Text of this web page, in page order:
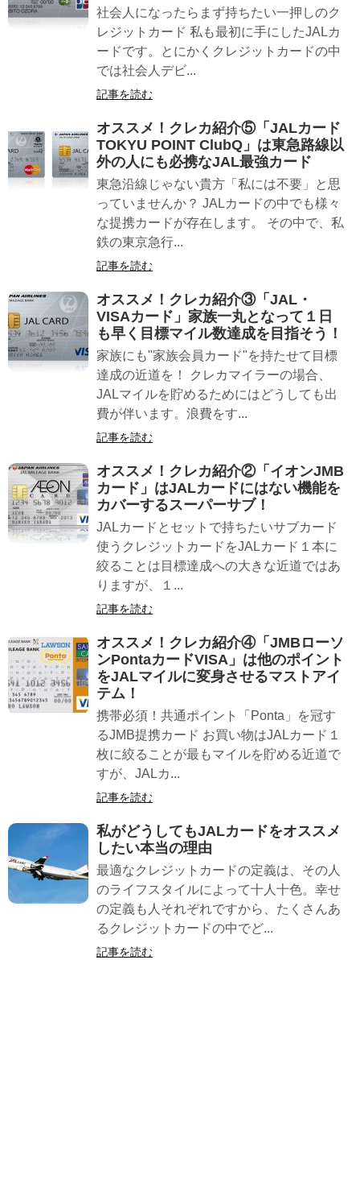
社会人になったらまず持ちたい一押しのク
レジットカード 私も最初に手にしたJALカ
ードです。とにかくクレジットカードの中
では社会人デビ...
記事を読む
オススメ！クレカ紹介⑤「JALカード
TOKYU POINT ClubQ」は東急路線以
外の人にも必携なJAL最強カード
東急沿線じゃない貴方「私には不要」と思
っていませんか？ JALカードの中でも様々
な提携カードが存在します。 その中で、私
鉄の東京急行...
記事を読む
オススメ！クレカ紹介③「JAL・
VISAカード」家族一丸となって１日
も早く目標マイル数達成を目指そう！
家族にも"家族会員カード"を持たせて目標
達成の近道を！ クレカマイラーの場合、
JALマイルを貯めるためにはどうしても出
費が伴います。浪費をす...
記事を読む
オススメ！クレカ紹介②「イオンJMB
カード」はJALカードにはない機能を
カバーするスーパーサブ！
JALカードとセットで持ちたいサブカード
使うクレジットカードをJALカード１本に
絞ることは目標達成への大きな近道ではあ
りますが、１...
記事を読む
オススメ！クレカ紹介④「JMBローソ
ンPontaカードVISA」は他のポイント
をJALマイルに変身させるマストアイ
テム！
携帯必須！共通ポイント「Ponta」を冠す
るJMB提携カード お買い物はJALカード１
枚に絞ることが最もマイルを貯める近道で
すが、JALカ...
記事を読む
私がどうしてもJALカードをオススメ
したい本当の理由
最適なクレジットカードの定義は、その人
のライフスタイルによって十人十色。幸せ
の定義も人それぞれですから、たくさんあ
るクレジットカードの中でど...
記事を読む